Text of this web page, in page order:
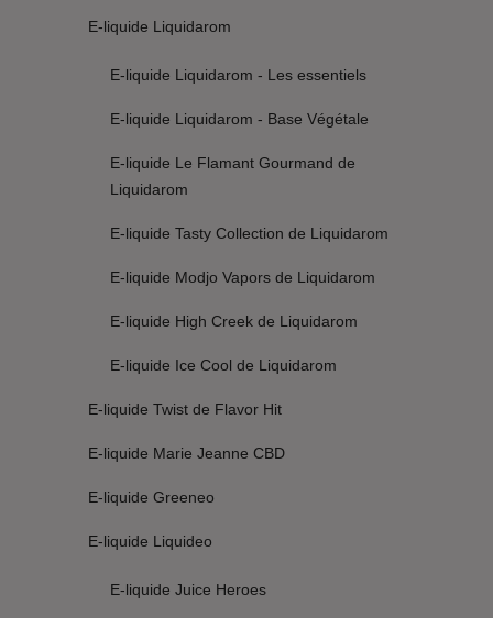
E-liquide Liquidarom
E-liquide Liquidarom - Les essentiels
E-liquide Liquidarom - Base Végétale
E-liquide Le Flamant Gourmand de
Liquidarom
E-liquide Tasty Collection de Liquidarom
E-liquide Modjo Vapors de Liquidarom
E-liquide High Creek de Liquidarom
E-liquide Ice Cool de Liquidarom
E-liquide Twist de Flavor Hit
E-liquide Marie Jeanne CBD
E-liquide Greeneo
E-liquide Liquideo
E-liquide Juice Heroes